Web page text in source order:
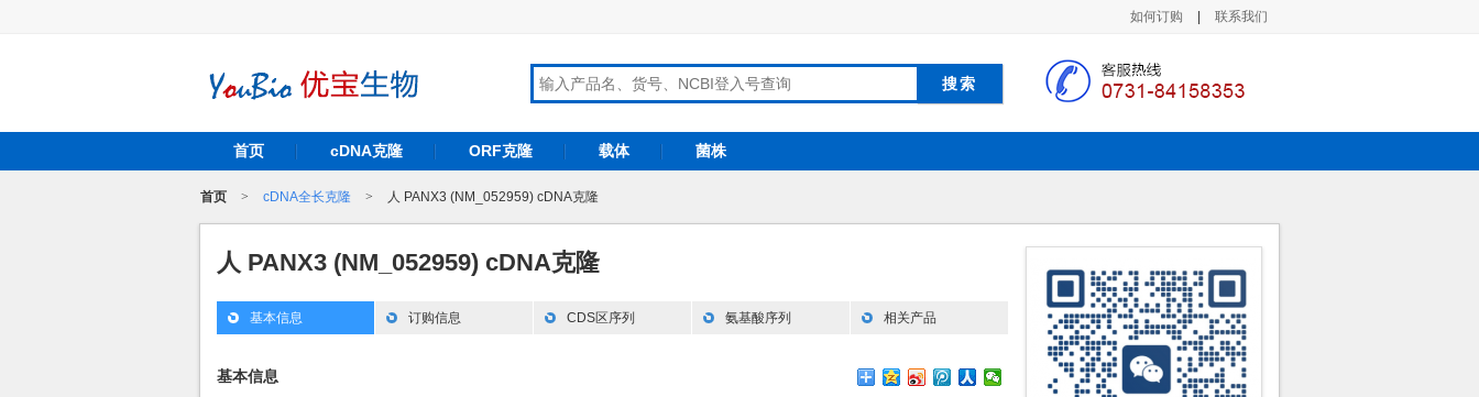
如何订购 联系我们
首页 cDNA克隆 ORF克隆 载体 菌株
首页 > cDNA全长克隆 > 人 PANX3 (NM_052959) cDNA克隆
人 PANX3 (NM_052959) cDNA克隆
基本信息 订购信息 CDS区序列 氨基酸序列 相关产品
基本信息